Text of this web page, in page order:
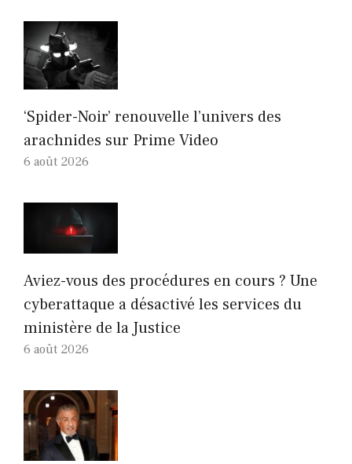
‘Spider-Noir’ renouvelle l’univers des
arachnides sur Prime Video
6 août 2026
Aviez-vous des procédures en cours ? Une
cyberattaque a désactivé les services du
ministère de la Justice
6 août 2026